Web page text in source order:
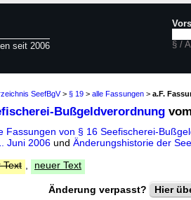
seit 2006 § /
SeefBgV> § 19 > alle Fassungen > a.F.
Bußgeldverordnung
Fassungen von § 16 Seefischerei-
Juni 2006 und Änderungshistorie der
Text neuer Text
Änderung verpasst? Hier